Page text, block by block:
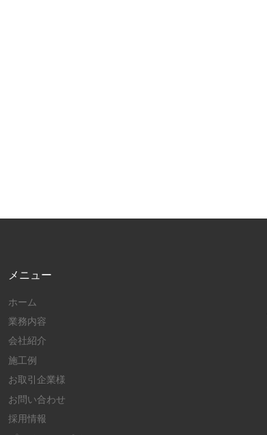
メニュー
ホーム
業務内容
会社紹介
施工例
お取引企業様
お問い合わせ
採用情報